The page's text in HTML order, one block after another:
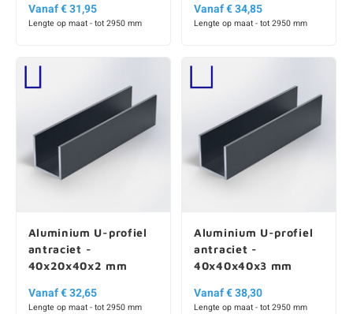
Vanaf € 31,95
Lengte op maat - tot 2950 mm
Vanaf € 34,85
Lengte op maat - tot 2950 mm
Aluminium U-profiel
antraciet -
40x20x40x2 mm
Vanaf € 32,65
Lengte op maat - tot 2950 mm
Aluminium U-profiel
antraciet -
40x40x40x3 mm
Vanaf € 38,30
Lengte op maat - tot 2950 mm